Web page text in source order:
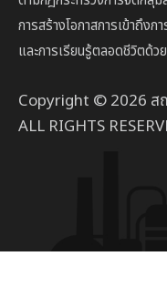
การสร้างโอกาสการเข้าถึง
และการเรียนรู้ตลอดชีวิตด้ว
Copyright © 2026 ส
ALL RIGHTS